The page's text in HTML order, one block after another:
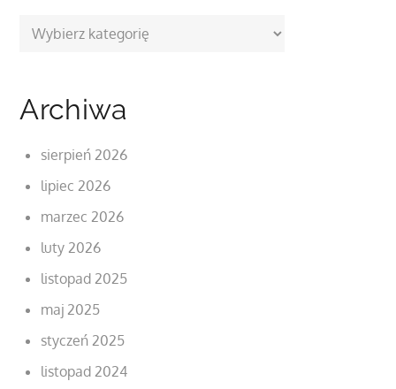
Kategorie
Archiwa
sierpień 2026
lipiec 2026
marzec 2026
luty 2026
listopad 2025
maj 2025
styczeń 2025
listopad 2024